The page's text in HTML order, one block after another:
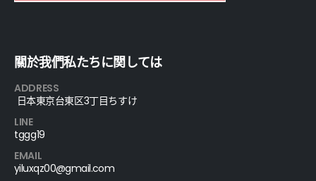
關於我們私たちに関しては
ADDRESS
日本東京台東区3丁目ちすけ
LINE
tggg19
EMAIL
yiluxqz00@gmail.com